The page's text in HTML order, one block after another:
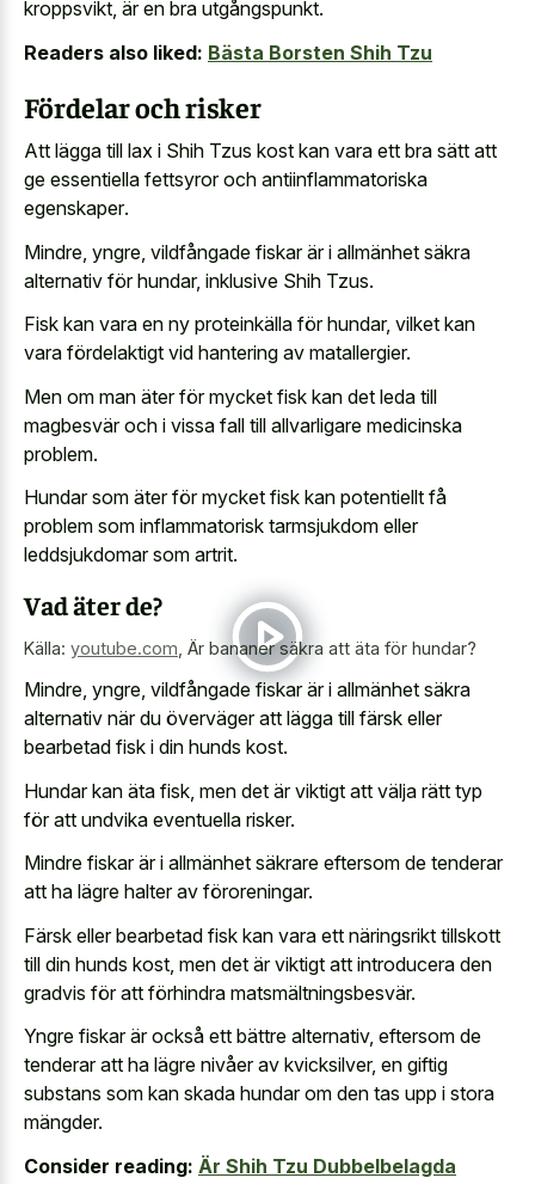
kroppsvikt, är en bra utgångspunkt.
Readers also liked: Bästa Borsten Shih Tzu
Fördelar och risker
Att lägga till lax i Shih Tzus kost kan vara ett bra sätt att
ge essentiella fettsyror och antiinflammatoriska
egenskaper.
Mindre, yngre, vildfångade fiskar är i allmänhet säkra
alternativ för hundar, inklusive Shih Tzus.
Fisk kan vara en ny proteinkälla för hundar, vilket kan
vara fördelaktigt vid hantering av matallergier.
Men om man äter för mycket fisk kan det leda till
magbesvär och i vissa fall till allvarligare medicinska
problem.
Hundar som äter för mycket fisk kan potentiellt få
problem som inflammatorisk tarmsjukdom eller
leddsjukdomar som artrit.
Vad äter de?
Källa: youtube.com Är bananer säkra att äta för hundar?
Mindre, yngre, vildfångade fiskar är i allmänhet säkra
alternativ när du överväger att lägga till färsk eller
bearbetad fisk i din hunds kost.
Hundar kan äta fisk, men det är viktigt att välja rätt typ
för att undvika eventuella risker.
Mindre fiskar är i allmänhet säkrare eftersom de tenderar
att ha lägre halter av föroreningar.
Färsk eller bearbetad fisk kan vara ett näringsrikt tillskott
till din hunds kost, men det är viktigt att introducera den
gradvis för att förhindra matsmältningsbesvär.
Yngre fiskar är också ett bättre alternativ, eftersom de
tenderar att ha lägre nivåer av kvicksilver, en giftig
substans som kan skada hundarom den tas upp i stora
mängder.
Consider reading: Är Shih Tzu Dubbelbelagda